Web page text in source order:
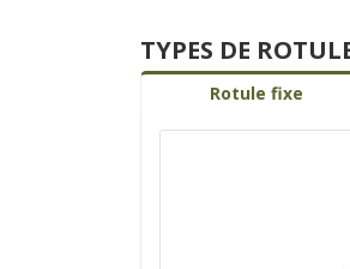
TYPES DE
Rotule fixe